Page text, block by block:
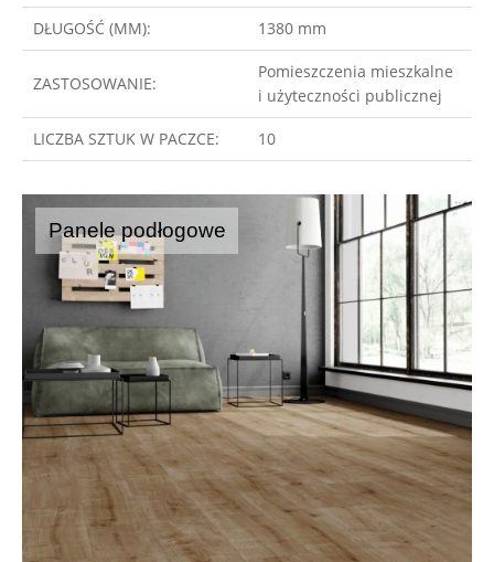
DŁUGOŚĆ (MM): 1380 mm
ZASTOSOWANIE:
Pomieszczenia mieszkalne
i użyteczności publicznej
LICZBA SZTUK W PACZCE: 10
Panele podłogowe